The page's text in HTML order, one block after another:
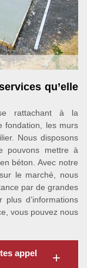
qu’elle
rattachant à la
fondation, les murs
Nous disposons
pouvons mettre à
béton. Avec notre
le marché, nous
par de grandes
d’informations
vous pouvez nous
appel